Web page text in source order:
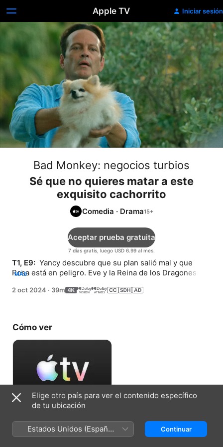
Apple TV Iniciar sesión
Bad Monkey: negocios turbios
Sé que no quieres matar a este
exquisito cachorrito
Comedia · Drama
7 días gratis, luego USD 6.99 al mes.
Aceptar prueba gratuita
T1, E9: Yancy descubre que su plan salió mal y que
Rosa está en peligro. Eve y la Reina de los Dragones
MÁS
2 oct 2024 · 39m
Cómo ver
7 días gratis, luego USD 6.99 al mes.
Elige otro país para ver el contenido específico
de tu ubicación
Estados Unidos (Español
México)
Continuar